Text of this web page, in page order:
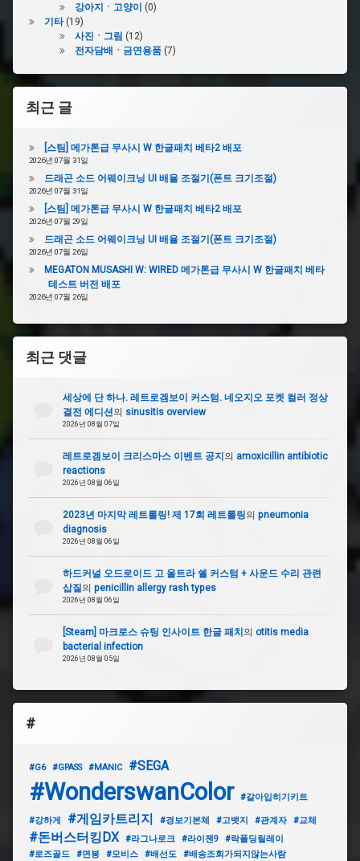
가
레
트
로
이
#
피
자
는
불
고
기
자
드
강아지ㆍ고양이 (0)
기타(19)
사진ㆍ그림 (12)
전자담배ㆍ금연용품(7)
최근 글
[스팀] 메가톤급 무사시 W 한글패치 베타2 배포
2026년 07월 31일
드래곤 소드 어웨이크닝 UI 배율 조절기(폰트 크기조절)
2026년 07월 31일
[스팀] 메가톤급 무사시 W 한글패치 베타2 배포
2026년 07월 29일
드래곤 소드 어웨이크닝 UI 배율 조절기(폰트 크기조절)
2026년 07월 26일
MEGATON MUSASHI W: WIRED 메가톤급 무사시 W 한글패치 베타
테스트 버전 배포
2026년 07월 26일
최근 댓글
세상에 단 하나. 레트로겜보이 커스텀. 네오지오 포켓 컬러 정상
결전 에디션의 sinusitis overview
2026년 08월 07일
레트로겜보이 크리스마스 이벤트 공지의 amoxicillin antibiotic
reactions
2026년 08월 06일
2023년 마지막 레트롤링! 제 17회 레트롤링의 pneumonia
diagnosis
2026년 08월 06일
하드커널 오드로이드 고 울트라 쉘 커스텀 + 사운드 수리 관련
삽질의 penicillin allergy rash types
2026년 08월 06일
[Steam] 마크로스 슈팅 인사이트 한글 패치의 otitis media
bacterial infection
2026년 08월 05일
#
#G6 #GPASS #MANIC #SEGA
#WonderswanColor #갈아입히기키트
#강하게 #게임카트리지 #경보기본체 #고뱃지 #관계자 #교체
#돈버스터킹DX #라그나로크 #라이젠9
#락폴딩릴레이
#로즈골드
#면봉 #모비스 #배선도
#배송조회가되지않는사람